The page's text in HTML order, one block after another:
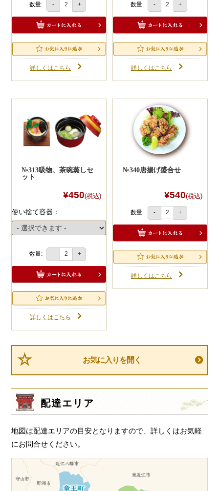
数量: - +
詳しくはこちら
数量: - +
詳しくはこちら
№313吸物、茶碗蒸しセ
ット
¥450(税込)
使い捨て容器：
数量: - +
詳しくはこちら
№340唐揚げ盛合せ
¥540(税込)
数量: - +
詳しくはこちら
お気に入りを開く
配達エリア
地図は配達エリアの目安となりますので、詳しくはお気軽
にお問合せください。